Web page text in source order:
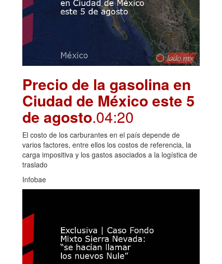
Precio de la gasolina en
Ciudad de México este 5
de agosto.04:20
El costo de los carburantes en el país depende de
varios factores, entre ellos los costos de referencia, la
carga impositiva y los gastos asociados a la logística de
traslado
Infobae